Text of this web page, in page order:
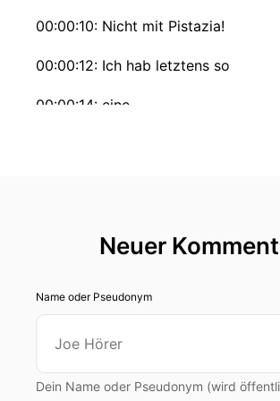
00:00:10: Nicht mit Pistazia!
00:00:12: Ich hab letztens so
00:00:14: eine
00:00:19: Nee, kenn ich.
du die bestellt hast.
00:00:22: War die eklig?
00:00:23: Ich hab's dir doch gesagt!
Neuer
Name oder Pseudonym
Dein Name oder Pseudonym (wird